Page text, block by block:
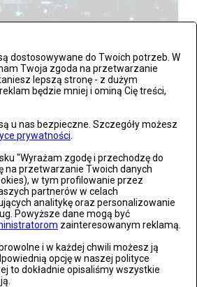
dostosowywane do Twoich potrzeb. W
Twoja zgoda na przetwarzanie
lepszą stronę - z dużym
będzie mniej i ominą Cię treści,
u nas bezpieczne. Szczegóły możesz
prywatności
"Wyrażam zgodę i przechodzę do
na przetwarzanie Twoich danych
w tym profilowanie przez
partnerów w celach
analitykę oraz personalizowanie
Powyższe dane mogą być
zainteresowanym reklamą.
i w każdej chwili możesz ją
opcję w naszej polityce
to dokładnie opisaliśmy wszystkie
zagrał w Warszawie
- próba prasowa we wrocławskim
skutki niszczycielskiej powodzi